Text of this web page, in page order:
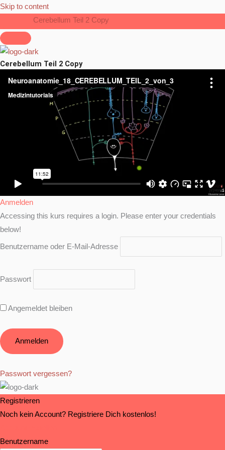
Skip to content
Cerebellum Teil 2 Copy
Cerebellum Teil 2 Copy
Anmelden
Accessing this kurs requires a login. Please enter your credentials
below!
Benutzername oder E-Mail-Adresse
Passwort
Angemeldet bleiben
Passwort vergessen?
Registrieren
Noch kein Account? Registriere Dich kostenlos!
Benutzername